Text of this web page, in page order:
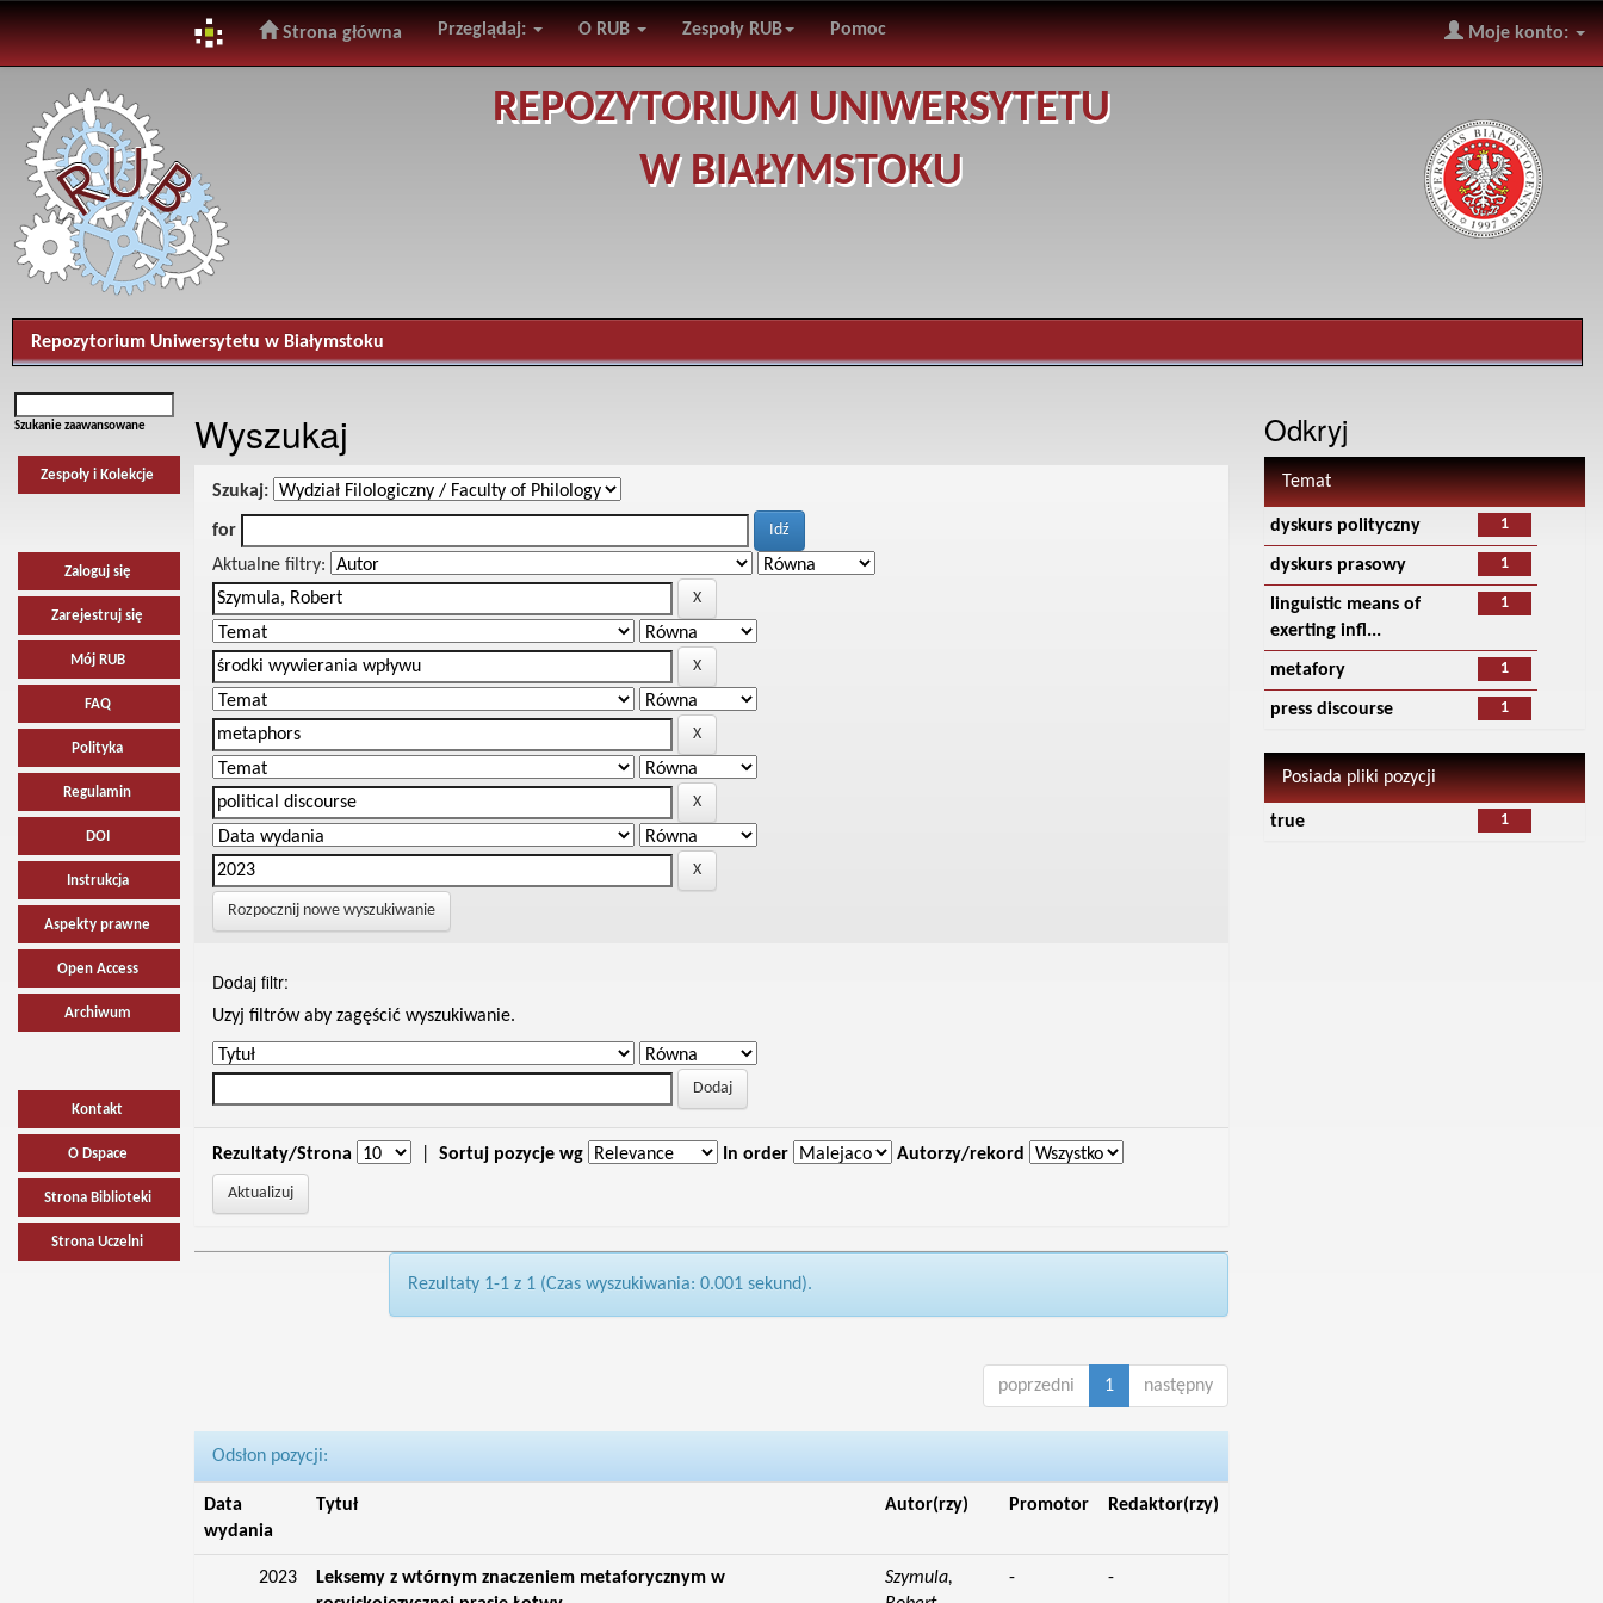
navigation
Strona główna Przeglądaj: O RUB Zespoły RUB Pomoc Moje konto:
REPOZYTORIUM UNIWERSYTETU
W BIAŁYMSTOKU
Repozytorium Uniwersytetu w Białymstoku
Szukanie zaawansowane
Zespoły i Kolekcje
Zaloguj się
Zarejestruj się
Mój RUB
FAQ
Polityka
Regulamin
DOI
Instrukcja
Aspekty prawne
Open Access
Archiwum
Kontakt
O Dspace
Strona Biblioteki
Strona Uczelni
Wyszukaj
Szukaj:
for
Aktualne filtry:
Rozpocznij nowe wyszukiwanie
Dodaj filtr:
Uzyj filtrów aby zagęścić wyszukiwanie.
Rezultaty/Strona Sortuj pozycje wg In order Autorzy/rekord
Rezultaty 1-1 z 1 (Czas wyszukiwania: 0.001 sekund).
poprzedni 1 następny
Odsłon pozycji:
Data
wydania
Tytuł Autor(rzy) Promotor Redaktor(rzy)
2023
Leksemy z wtórnym znaczeniem metaforycznym w
Szymula,
- -
Odkryj
Temat
1
dyskurs polityczny
1
dyskurs prasowy
1
linguistic means of
exerting infl...
1
metafory
1
press discourse
Posiada pliki pozycji
1
true